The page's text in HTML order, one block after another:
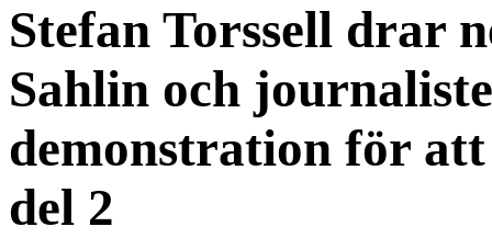
Stefan Torssell drar
Sahlin och
demonstration för
del 2